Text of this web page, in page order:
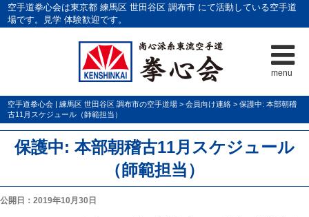
menu
空手道拳心会は東京都 練馬区 世田谷区 調布市 にて活動している空手道
場です。見学 体験歓迎です。
空手道拳心会 | 練馬区 世田谷区 調布市の空手道場 >会員向け連絡 >保護中: 本部朝稽
古11月スケジュール（師範担当）
保護中: 本部朝稽古11月スケジュール
（師範担当）
公開日：2019年10月30日